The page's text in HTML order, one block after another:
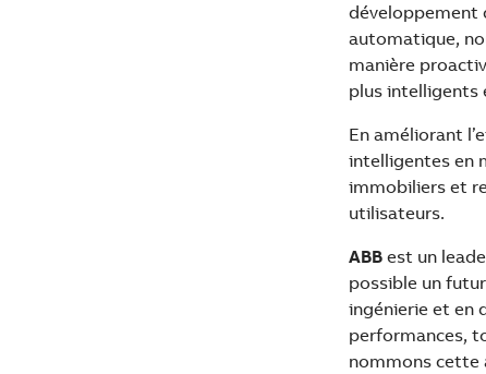
développement
automatique,
manière
plus intelligents
En améliorant
intelligentes en
immobiliers et
utilisateurs.
ABB est un
possible un
ingénierie et en
performances,
nommons cette